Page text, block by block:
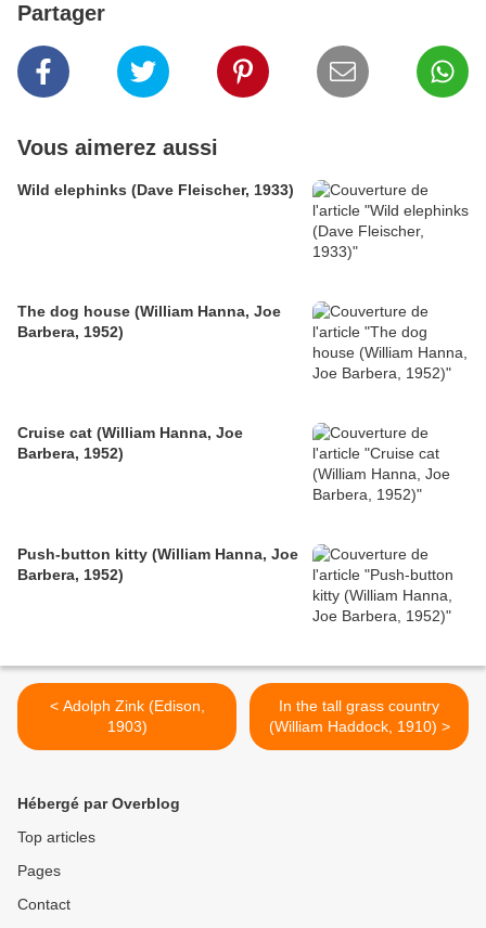
Partager
Vous aimerez aussi
Wild elephinks (Dave Fleischer, 1933)
The dog house (William Hanna, Joe
Barbera, 1952)
Cruise cat (William Hanna, Joe
Barbera, 1952)
Push-button kitty (William Hanna, Joe
Barbera, 1952)
< Adolph Zink (Edison,
1903)
In the tall grass country
(William Haddock, 1910) >
Hébergé par Overblog
Top articles
Pages
Contact